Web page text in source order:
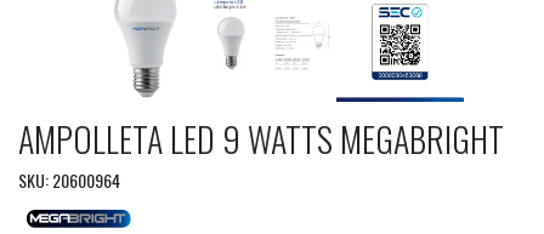
AMPOLLETA LED 9 WATTS MEGABRIGHT
SKU: 20600964